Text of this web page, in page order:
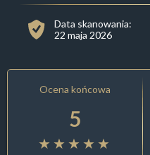
Data skanowania:
22 maja 2026
Ocena końcowa
5